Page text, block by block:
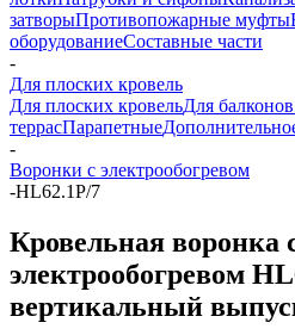
затворыПротивопожарные муфты
оборудованиеСоставные части
-
Для плоских кровель
Для плоских кровельДля
террасПарапетные
-
Воронки с электрообогревом
-HL62.1P/7
Кровельная воронка
электрообогревом
вертикальный